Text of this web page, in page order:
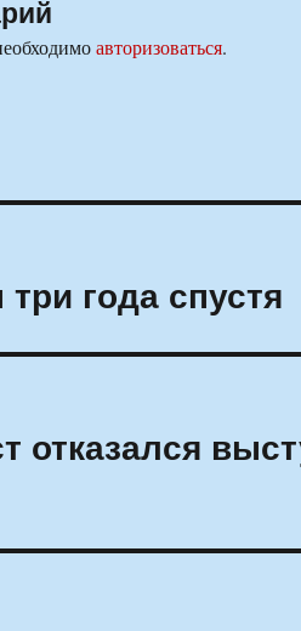
авторизоваться.
года спустя
отказался